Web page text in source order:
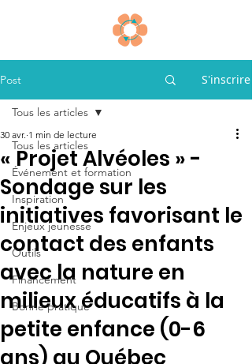
Post S'inscrire
Tous les articles
Événement et formation
Inspiration
Enjeux jeunesse
Outils
Financement
Bonne pratique
Tous les articles
« Projet Alvéoles » -
Sondage sur les
initiatives favorisant le
contact des enfants
avec la nature en
milieux éducatifs à la
petite enfance (0-6
ans) au Québec
30 avr. 1 min de lecture